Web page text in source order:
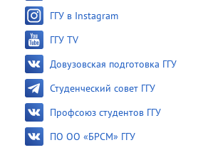
ГГУ в Instagram
ГГУ TV
Довузовская подготовка ГГУ
Студенческий совет ГГУ
Профсоюз студентов ГГУ
ПО ОО «БРСМ» ГГУ